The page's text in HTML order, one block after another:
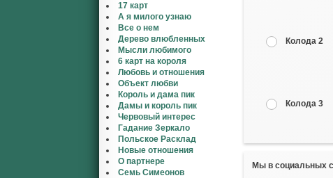
Колода 2
Колода 3
Мы в социальных
17 карт
А я милого узнаю
Все о нем
Дерево влюбленных
Мысли любимого
6 карт на короля
Любовь и отношения
Объект любви
Король и дама пик
Дамы и король пик
Червовый интерес
Гадание Зеркало
Польское Расклад
Новые отношения
О партнере
Семь Симеонов